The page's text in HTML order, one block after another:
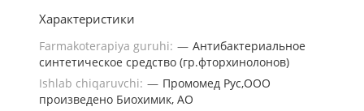
Характеристики
Farmakoterapiya guruhi: — Антибактериальное
синтетическое средство (гр.фторхинолонов)
Ishlab chiqaruvchi: — Промомед Рус,ООО
произведено Биохимик, АО